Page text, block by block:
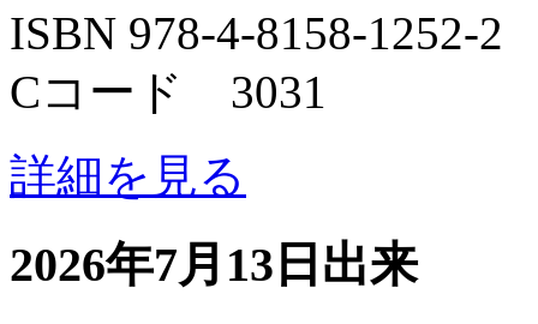
ISBN 978-4-8158-1252-2
Cコード 3031
詳細を見る
2026年7月13日出来